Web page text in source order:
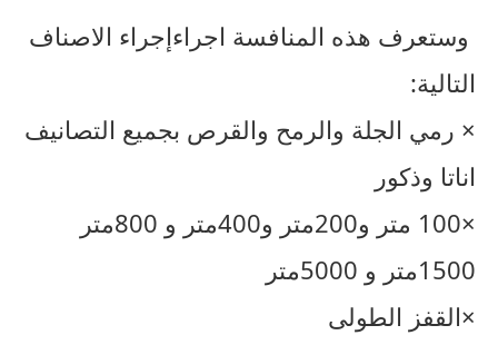
وستعرف هذه المنافسة اجراءإجراء الاصناف
التالية:
× رمي الجلة والرمح والقرص بجميع التصانيف
اناتا وذكور
×100 متر و200متر و400متر و 800متر
1500متر و 5000متر
×القفز الطولى